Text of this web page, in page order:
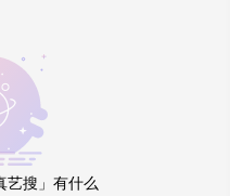
艺搜」有什么